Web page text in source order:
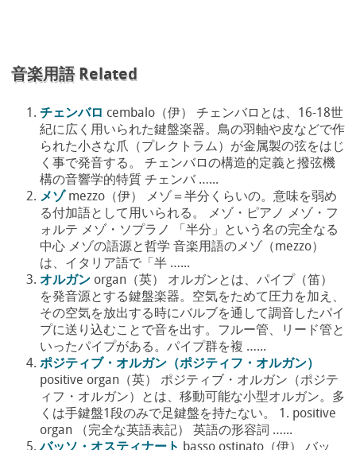
音楽用語 Related
チェンバロ cembalo（伊） チェンバロとは、16-18世
紀に広く用いられた鍵盤楽器。鳥の羽軸や皮などで作
られた小さな爪（プレクトラム）が金属製の弦をはじ
く事で発音する。 チェンバロの構造的定義と撥弦機
構の音響学的特質 チェンバ …...
メゾ mezzo（伊） メゾ＝半分くらいの。意味を弱め
る付加語として用いられる。 メゾ・ピアノ メゾ・フ
ォルテ メゾ・ソプラノ 「半分」という名の完全なる
中心 メゾの語源と哲学 音楽用語のメゾ（mezzo）
は、イタリア語で「半 …...
オルガン organ（英） オルガンとは、パイプ（笛）
を発音源とする鍵盤楽器。空気をためて圧力を加え、
その空気を放出する時にバルブを通して調音したパイ
プに送り込むことで音を出す。フルー管、リード管と
いったパイプがある。パイプ群を複 …...
ポジティブ・オルガン（ポジティフ・オルガン）
positive organ（英） ポジティブ・オルガン（ポジテ
ィフ・オルガン）とは、移動可能な小型オルガン。多
くは手鍵盤1段のみで足鍵盤を持たない。 1. positive
organ （完全な英語表記） 英語の形容詞 …...